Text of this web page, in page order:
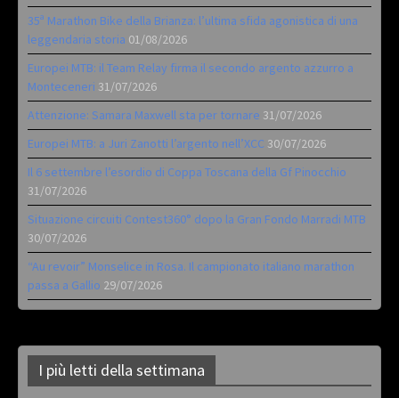
35ª Marathon Bike della Brianza: l’ultima sfida agonistica di una
leggendaria storia 01/08/2026
Europei MTB: il Team Relay firma il secondo argento azzurro a
Monteceneri 31/07/2026
Attenzione: Samara Maxwell sta per tornare 31/07/2026
Europei MTB: a Juri Zanotti l’argento nell’XCC 30/07/2026
Il 6 settembre l’esordio di Coppa Toscana della Gf Pinocchio
31/07/2026
Situazione circuiti Contest360° dopo la Gran Fondo Marradi MTB
30/07/2026
“Au revoir” Monselice in Rosa. Il campionato italiano marathon
passa a Gallio 29/07/2026
I più letti della settimana